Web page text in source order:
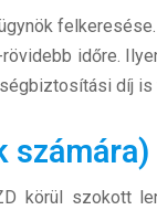
felkeresése.
időre.
díj
számára)
körül szokott